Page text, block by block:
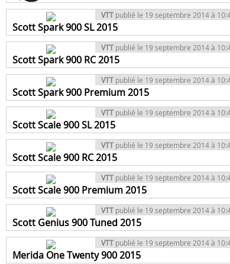
VTT publié le 19 septembre 2014 à
Scott Spark 900 SL 2015
VTT publié le 19 septembre 2014 à
Scott Spark 900 RC 2015
VTT publié le 19 septembre 2014 à
Scott Spark 900 Premium 2015
VTT publié le 19 septembre 2014 à
Scott Scale 900 SL 2015
VTT publié le 19 septembre 2014 à
Scott Scale 900 RC 2015
VTT publié le 19 septembre 2014 à
Scott Scale 900 Premium 2015
VTT publié le 19 septembre 2014 à
Scott Genius 900 Tuned 2015
VTT publié le 19 septembre 2014 à
Merida One Twenty 900 2015